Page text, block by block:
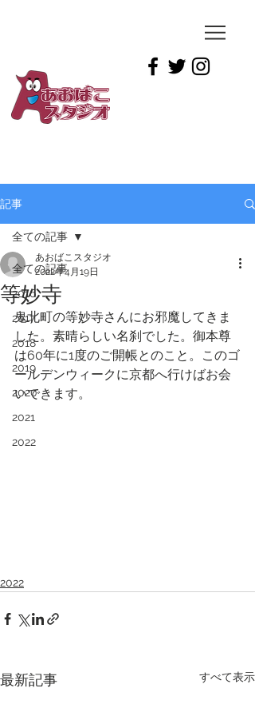
記事
全ての記事
2016
2017
2018
2019
2020
2021
2022
全ての記事
等妙寺
あおばこスタジオ
2022年4月19日
鬼北町の等妙寺さんにお邪魔してきま
した。素晴らしい名刹でした。御本尊
は60年に1度のご開帳とのこと。このゴ
ールデンウィークに京都へ行けばお会
いできます。
2022
最新記事 すべて表示